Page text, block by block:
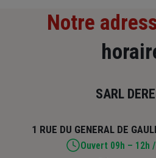
Notre
SARL
1 RUE DU GENERAL DE